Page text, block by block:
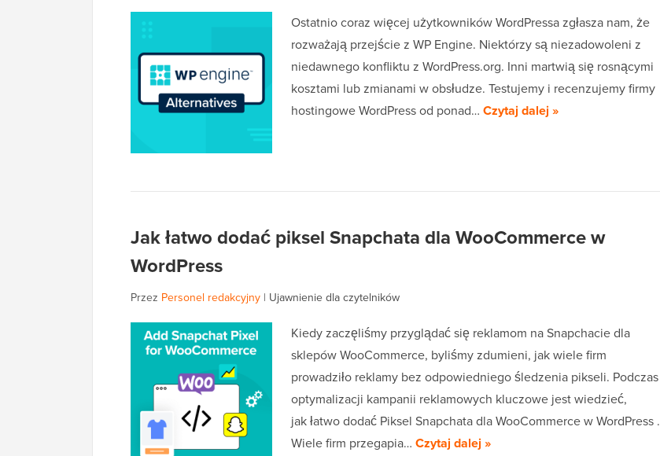
Ostatnio coraz więcej użytkowników WordPressa zgłasza nam, że
rozważają przejście z WP Engine. Niektórzy są niezadowoleni z
niedawnego konfliktu z WordPress.org. Inni martwią się rosnącymi
kosztami lub zmianami w obsłudze. Testujemy i recenzujemy firmy
hostingowe WordPress od ponad… Czytaj dalej »
Jak łatwo dodać piksel Snapchata dla WooCommerce w
WordPress
Przez Personel redakcyjny | Ujawnienie dla czytelników
Kiedy zaczęliśmy przyglądać się reklamom na Snapchacie dla
sklepów WooCommerce, byliśmy zdumieni, jak wiele firm
prowadziło reklamy bez odpowiedniego śledzenia pikseli. Podczas
optymalizacji kampanii reklamowych kluczowe jest wiedzieć,
jak łatwo dodać Piksel Snapchata dla WooCommerce w WordPress .
Wiele firm przegapia… Czytaj dalej »